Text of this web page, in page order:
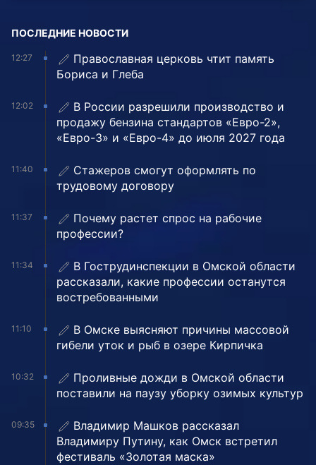
ПОСЛЕДНИЕ НОВОСТИ
12:27
Православная церковь чтит память
Бориса и Глеба
12:02
В России разрешили производство и
продажу бензина стандартов «Евро-2»,
«Евро-3» и «Евро-4» до июля 2027 года
11:40
Стажеров смогут оформлять по
трудовому договору
11:37
Почему растет спрос на рабочие
профессии?
11:34
В Гострудинспекции в Омской области
рассказали, какие профессии останутся
востребованными
11:10
В Омске выясняют причины массовой
гибели уток и рыб в озере Кирпичка
10:32
Проливные дожди в Омской области
поставили на паузу уборку озимых культур
09:35
Владимир Машков рассказал
Владимиру Путину, как Омск встретил
фестиваль «Золотая маска»